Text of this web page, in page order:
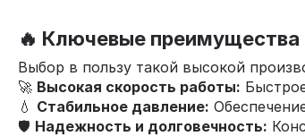
🔥 Ключевые
Выбор в пользу такой высокой
🚀 Высокая скорость работы:
💧 Стабильное давление:
🛡️ Надежность и долговечность: